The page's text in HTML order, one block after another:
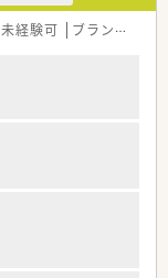
未経験可 ブランク可